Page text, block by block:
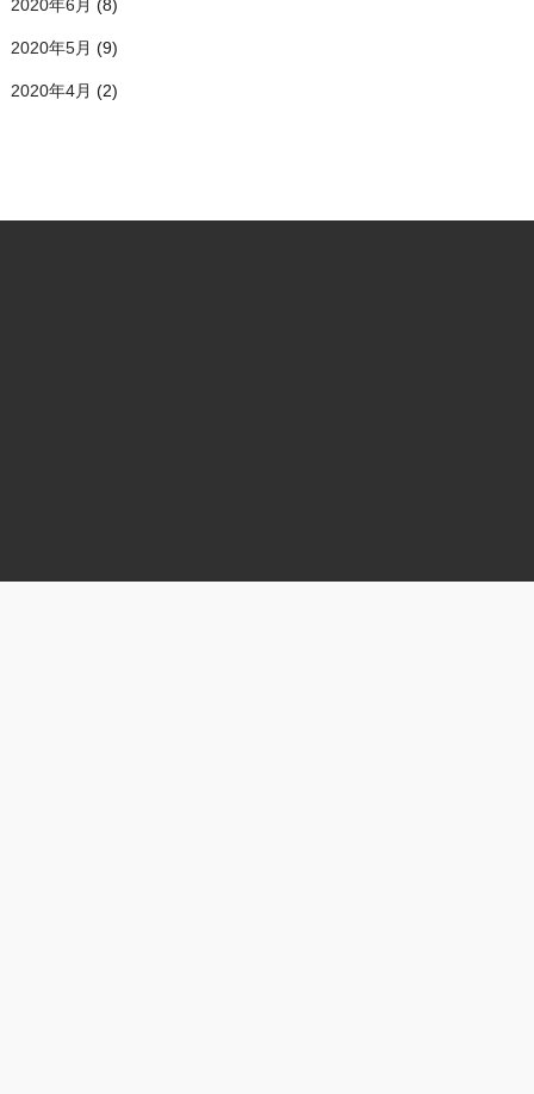
2020年6月 (8)
2020年5月 (9)
2020年4月 (2)